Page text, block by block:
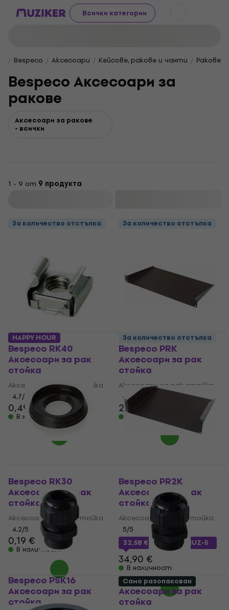
Всички категории
Bespeco Aксесоари Кейсове, ракове и чанти Ракове
Bespeco Аксесоари за
ракове
Аксесоари за ракове
- всички
1 - 9 от 9 продукта
За количество отстъпка
Bespeco RK40
Аксесоари за рак
стойка
Аксесоари за рак стойка
4,7/5
0,49 €
В наличност
За количество отстъпка
Bespeco PRK
Аксесоари за рак
стойка
Аксесоари за рак стойка
4,6/5
26,40 €
В наличност
HAPPY HOUR
Bespeco RK30
Аксесоари за рак
стойка
Аксесоари за рак стойка
4,2/5
0,19 €
В наличност
За количество отстъпка
Bespeco PR2K
Аксесоари за рак
стойка
Аксесоари за рак стойка
5/5
32,58 € с код MUZMUZ-5
34,90 €
В наличност
Bespeco PSK16
Аксесоари за рак
стойка
Bespeco PSK21
Аксесоари за рак
стойка
Само разопакован